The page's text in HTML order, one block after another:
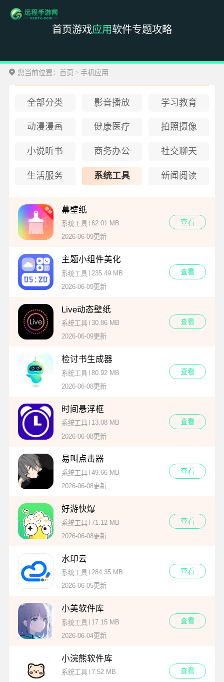
首页游戏应用软件专题攻略
您当前位置： 首页 > 手机应用
全部分类 影音播放 学习教育
动漫漫画 健康医疗 拍照摄像
小说听书 商务办公 社交聊天
生活服务 系统工具 新闻阅读
幕壁纸
系统工具 62.01 MB
2026-06-09更新
查看
主题小组件美化
系统工具
235.49 MB
2026-06-09更新
查看
Live动态壁纸
系统工具
30.86 MB
2026-06-09更新
查看
检讨书生成器
系统工具 80.92 MB
2026-06-08更新
查看
时间悬浮框
系统工具
13.08 MB
2026-06-08更新
查看
易叫点击器
系统工具 49.66 MB
2026-06-08更新
查看
好游快爆
系统工具 71.12 MB
2026-06-08更新
查看
水印云
系统工具 284.35 MB
2026-06-05更新
查看
小美软件库
系统工具
17.15 MB
2026-06-04更新
查看
小浣熊软件库
系统工具 7.52 MB
查看